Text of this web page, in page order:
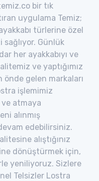
bir tık
uygulama Temiz;
türlerine özel
Günlük
her ayakkabıyı ve
ve yaptığımız
gelen markaları
işlemimiz
atmaya
alınmış
edebilirsiniz.
alıştığınız
dönüştürmek için,
yeniliyoruz. Sizlere
Telsizler Lostra